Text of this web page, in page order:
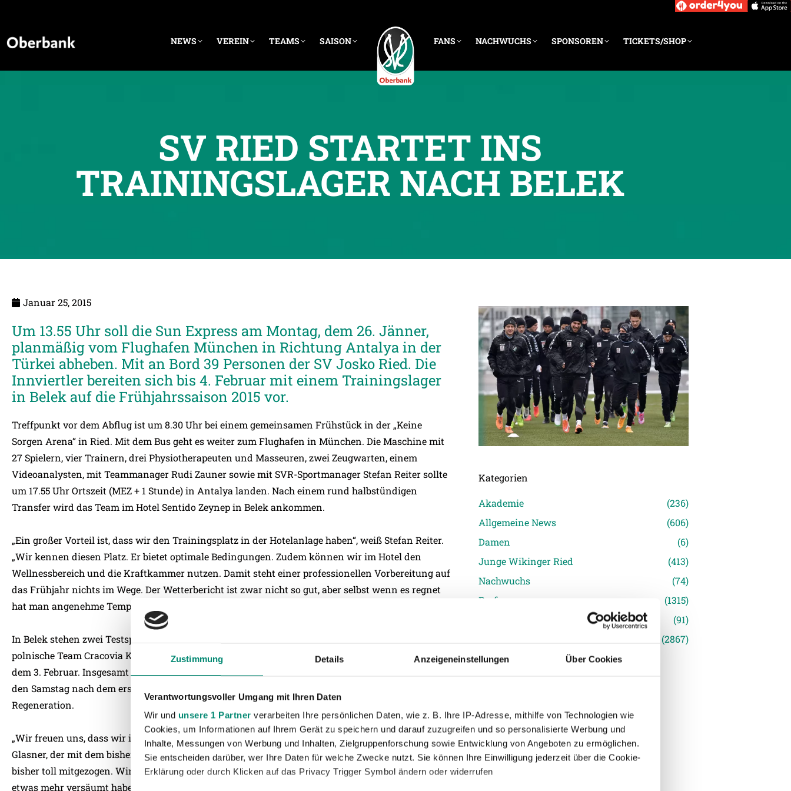
Zustimmung Details Anzeigeneinstellungen Über Cookies
Verantwortungsvoller Umgang mit Ihren Daten
Wir und unsere 1 Partner verarbeiten Ihre persönlichen Daten, wie z. B. Ihre IP-Adresse, mithilfe von Technologien wie
Cookies, um Informationen auf Ihrem Gerät zu speichern und darauf zuzugreifen und so personalisierte Werbung und
Inhalte, Messungen von Werbung und Inhalten, Zielgruppenforschung sowie Entwicklung von Angeboten zu ermöglichen.
Sie entscheiden darüber, wer Ihre Daten für welche Zwecke nutzt. Sie können Ihre Einwilligung jederzeit über die Cookie-
Erklärung oder durch Klicken auf das Privacy Trigger Symbol ändern oder widerrufen
NEWS VEREIN TEAMS SAISON FANS NACHWUCHS SPONSOREN TICKETS/SHOP
SV RIED STARTET INS
TRAININGSLAGER NACH BELEK
Januar 25, 2015
Um 13.55 Uhr soll die Sun Express am Montag, dem 26. Jänner,
planmäßig vom Flughafen München in Richtung Antalya in der
Türkei abheben. Mit an Bord 39 Personen der SV Josko Ried. Die
Innviertler bereiten sich bis 4. Februar mit einem Trainingslager
in Belek auf die Frühjahrssaison 2015 vor.
Treffpunkt vor dem Abflug ist um 8.30 Uhr bei einem gemeinsamen Frühstück in der „Keine
Sorgen Arena“ in Ried. Mit dem Bus geht es weiter zum Flughafen in München. Die Maschine mit
27 Spielern, vier Trainern, drei Physiotherapeuten und Masseuren, zwei Zeugwarten, einem
Videoanalysten, mit Teammanager Rudi Zauner sowie mit SVR-Sportmanager Stefan Reiter sollte
um 17.55 Uhr Ortszeit (MEZ + 1 Stunde) in Antalya landen. Nach einem rund halbstündigen
Transfer wird das Team im Hotel Sentido Zeynep in Belek ankommen.
„Ein großer Vorteil ist, dass wir den Trainingsplatz in der Hotelanlage haben“, weiß Stefan Reiter.
„Wir kennen diesen Platz. Er bietet optimale Bedingungen. Zudem können wir im Hotel den
Wellnessbereich und die Kraftkammer nutzen. Damit steht einer professionellen Vorbereitung auf
das Frühjahr nichts im Wege. Der Wetterbericht ist zwar nicht so gut, aber selbst wenn es regnet
hat man angenehme Temperaturen von 15 bis 18 Grad.“
In Belek stehen zwei Testspiele auf dem Programm: Am Freitag, dem 30. Jänner, geht es gegen das
polnische Team Cracovia Krakau. Viitorul Constanta aus Rumänien heißt der Gegner am Dienstag,
dem 3. Februar. Insgesamt soll das Team 15 Trainingseinheiten absolvieren – täglich zwei bis auf
den Samstag nach dem ersten Testspiel. An diesem Samstagnachmittag ist frei und Zeit zur
Regeneration.
„Wir freuen uns, dass wir in wärmere Gefilde aufbrechen können“, weiß SVR-Cheftrainer Oliver
Glasner, der mit dem bisherigen Verlauf der Vorbereitung sehr zufrieden ist. „Die Mannschaft hat
bisher toll mitgezogen. Wir hatten bisher mit Oliver Kragl und Thomas Murg nur zwei Spieler, der
etwas mehr versäumt haben. Ansonsten haben alle das Programm fast voll durchziehen können.
Kategorien
Akademie
(236)
Allgemeine News
(606)
Damen
(6)
Junge Wikinger Ried
(413)
Nachwuchs
(74)
Profis
(1315)
(91)
(2867)